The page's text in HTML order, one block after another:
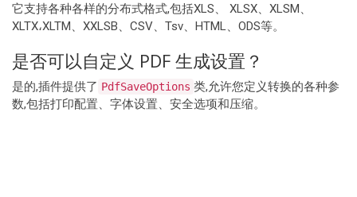
它支持各种各样的分布式格式,包括XLS、 XLSX、XLSM、
XLTX،XLTM、XXLSB、CSV、Tsv、HTML、ODS等。
是否可以自定义 PDF 生成设置？
是的,插件提供了 PdfSaveOptions 类,允许您定义转换的各种参
数,包括打印配置、字体设置、安全选项和压缩。